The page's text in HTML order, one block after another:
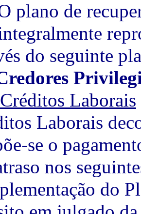
plano de
do seguinte
Laborais
Laborais
se o
nos
do